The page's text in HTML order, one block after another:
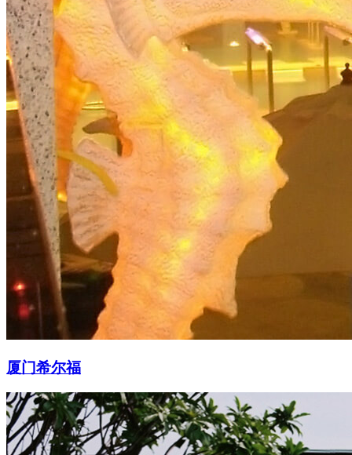
厦门希尔福